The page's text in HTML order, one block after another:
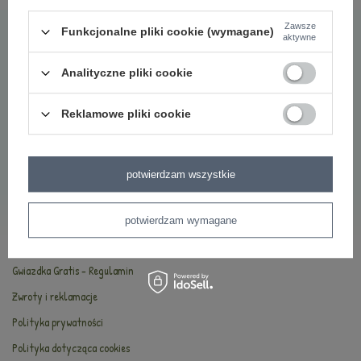
Najczęściej zadawane pytania
Bezpieczeństwo
Oryginalność
Oferta hurtowa
INFORMACJE
Kontakt
Gwiazdka Gratis - Regulamin
Zwroty i reklamacje
Polityka prywatności
Polityka dotycząca cookies
Funkcjonalne pliki cookie (wymagane)
Zawsze
aktywne
Analityczne pliki cookie
Reklamowe pliki cookie
potwierdzam wymagane
potwierdzam wszystkie